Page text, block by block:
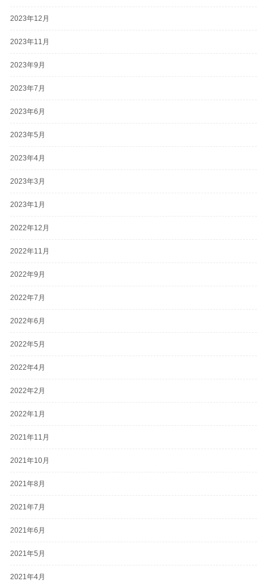
2023年12月
2023年11月
2023年9月
2023年7月
2023年6月
2023年5月
2023年4月
2023年3月
2023年1月
2022年12月
2022年11月
2022年9月
2022年7月
2022年6月
2022年5月
2022年4月
2022年2月
2022年1月
2021年11月
2021年10月
2021年8月
2021年7月
2021年6月
2021年5月
2021年4月